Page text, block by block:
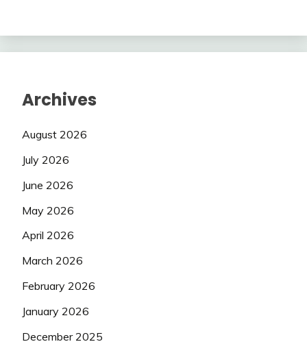
Archives
August 2026
July 2026
June 2026
May 2026
April 2026
March 2026
February 2026
January 2026
December 2025